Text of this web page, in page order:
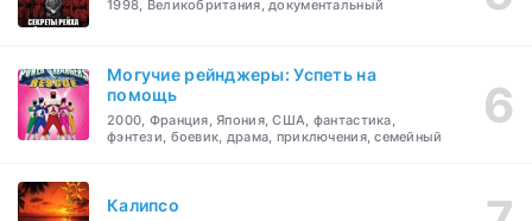
1998, Великобритания, документальный
Могучие рейнджеры: Успеть на
помощь
2000, Франция, Япония, США, фантастика,
фэнтези, боевик, драма, приключения, семейный
Калипсо